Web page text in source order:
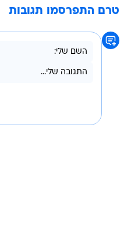
טרם התפרסמו תגובות